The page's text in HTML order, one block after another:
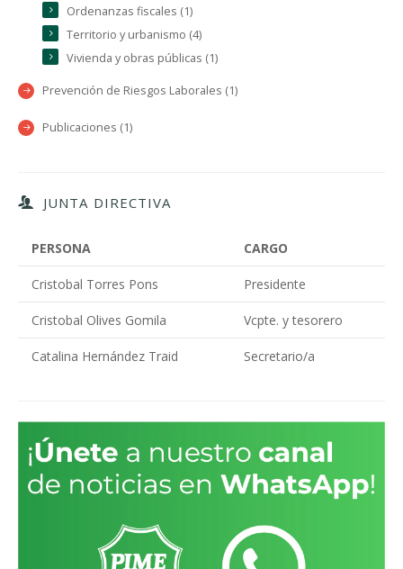
Ordenanzas fiscales (1)
Territorio y urbanismo (4)
Vivienda y obras públicas (1)
Prevención de Riesgos Laborales (1)
Publicaciones (1)
JUNTA DIRECTIVA
PERSONA CARGO
Cristobal Torres Pons Presidente
Cristobal Olives Gomila Vcpte. y tesorero
Catalina Hernández Traid Secretario/a